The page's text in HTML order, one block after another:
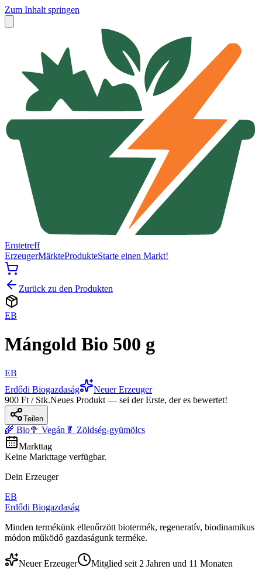
Zum Inhalt springen
Erntetreff
ErzeugerMärkteProdukteStarte einen Markt!
Zurück zu den Produkten
EB
Mángold Bio 500 g
EB
Erdődi Biogazdaság
Neuer Erzeuger
900 Ft / Stk.Neues Produkt — sei der Erste, der es bewertet!
Teilen
🌾 Bio🥦 Vegán 🥬 Zöldség-gyümölcs
Markttag
Keine Markttage verfügbar.
Dein Erzeuger
EB
Erdődi Biogazdaság
Minden termékünk ellenőrzött biotermék, regeneratív, biodinamikus
módon működő gazdaságunk terméke.
Neuer Erzeuger
Mitglied seit 2 Jahren und 11 Monaten